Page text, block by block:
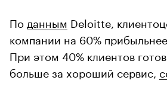
По данным Deloitte,
компании на 60%
При этом 40% клиентов
больше за хороший сервис,